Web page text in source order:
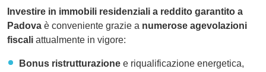
Investire in immobili residenziali a reddito garantito a
Padova è conveniente grazie a numerose agevolazioni
fiscali attualmente in vigore:
Bonus ristrutturazione e riqualificazione energetica,